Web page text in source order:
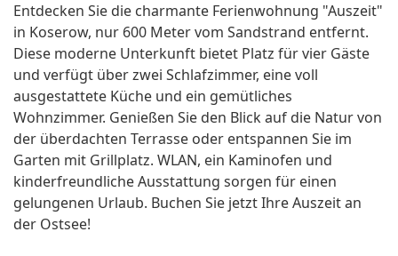
Entdecken Sie die charmante Ferienwohnung "Auszeit"
in Koserow, nur 600 Meter vom Sandstrand entfernt.
Diese moderne Unterkunft bietet Platz für vier Gäste
und verfügt über zwei Schlafzimmer, eine voll
ausgestattete Küche und ein gemütliches
Wohnzimmer. Genießen Sie den Blick auf die Natur von
der überdachten Terrasse oder entspannen Sie im
Garten mit Grillplatz. WLAN, ein Kaminofen und
kinderfreundliche Ausstattung sorgen für einen
gelungenen Urlaub. Buchen Sie jetzt Ihre Auszeit an
der Ostsee!